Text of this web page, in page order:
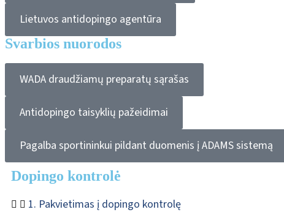
Lietuvos antidopingo agentūra
Svarbios nuorodos
WADA draudžiamų preparatų sąrašas
Antidopingo taisyklių pažeidimai
Pagalba sportininkui pildant duomenis į ADAMS sistemą
Dopingo kontrolė
1. Pakvietimas į dopingo kontrolę